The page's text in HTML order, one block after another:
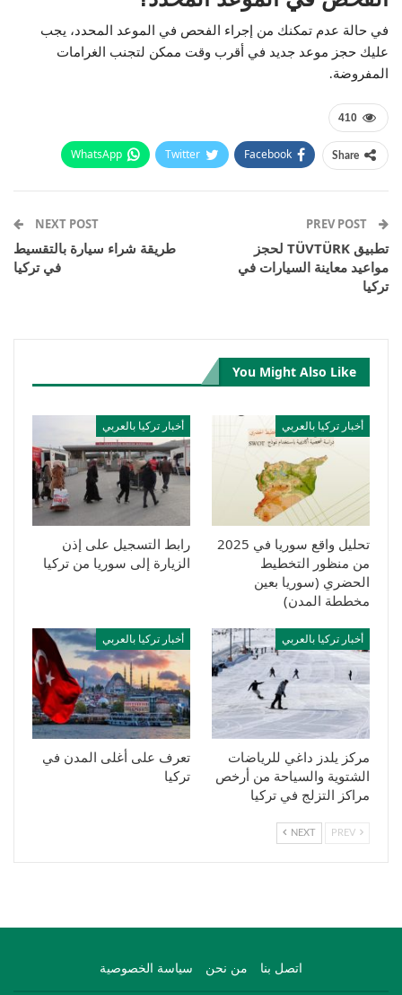
في حالة عدم تمكنك من إجراء الفحص في الموعد المحدد، يجب
عليك حجز موعد جديد في أقرب وقت ممكن لتجنب الغرامات
المفروضة.
410
Share
Facebook
Twitter
WhatsApp
تطبيق TÜVTÜRK لحجز
مواعيد معاينة السيارات في
تركيا
NEXT POST
طريقة شراء سيارة بالتقسيط
في تركيا
You Might Also Like
أخبار تركيا بالعربي
تحليل واقع سوريا في 2025
من منظور التخطيط
الحضري (سوريا بعين
مخططة المدن)
أخبار تركيا بالعربي
رابط التسجيل على إذن
الزيارة إلى سوريا من تركيا
أخبار تركيا بالعربي
مركز يلدز داغي للرياضات
الشتوية والسياحة من أرخص
مراكز التزلج في تركيا
أخبار تركيا بالعربي
تعرف على أغلى المدن في
تركيا
NEXT
اتصل بنا من نحن سياسة الخصوصية